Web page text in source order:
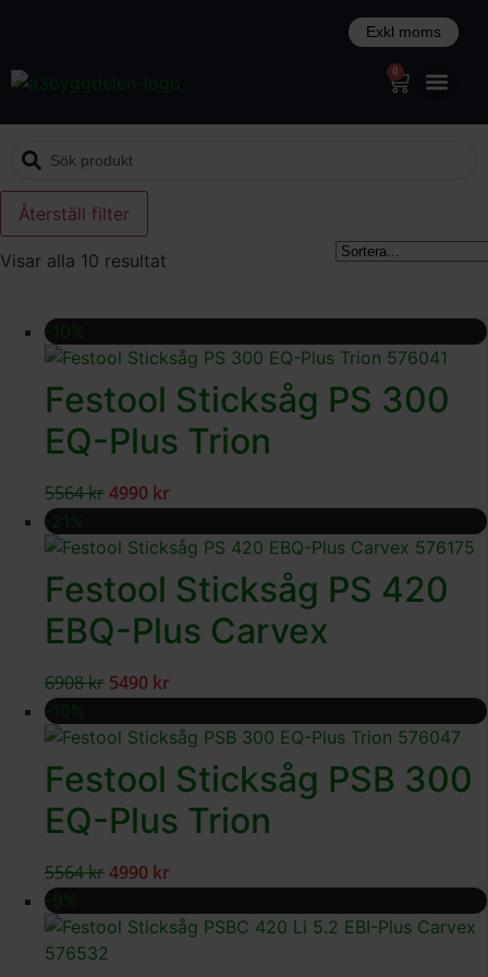
0
Återställ filter
Visar alla 10 resultat
-10%
Festool Sticksåg PS 300
EQ-Plus Trion
5564kr4990 kr
-21%
Festool Sticksåg PS 420
EBQ-Plus Carvex
6908kr 5490 kr
-10%
Festool Sticksåg PSB 300
EQ-Plus Trion
5564kr4990 kr
-9%